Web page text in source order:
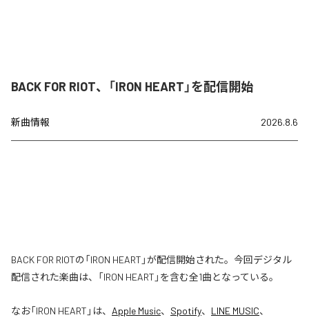
BACK FOR RIOT、「IRON HEART」を配信開始
新曲情報 2026.8.6
BACK FOR RIOTの「IRON HEART」が配信開始された。今回デジタル
配信された楽曲は、「IRON HEART」を含む全1曲となっている。
なお「IRON HEART 」は、 Apple Music、 Spotify、 LINE MUSIC、